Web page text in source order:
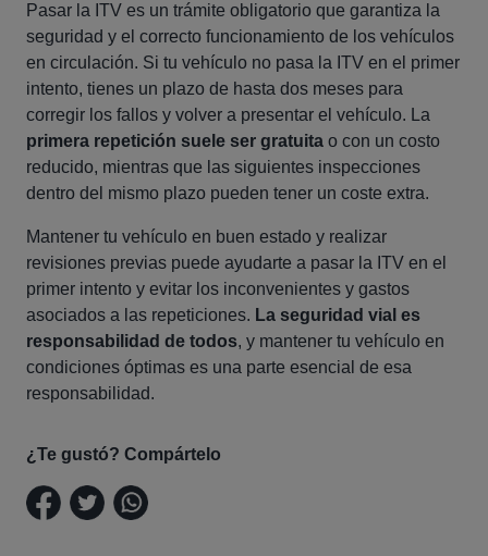
Pasar la ITV es un trámite obligatorio que garantiza la
seguridad y el correcto funcionamiento de los vehículos
en circulación. Si tu vehículo no pasa la ITV en el primer
intento, tienes un plazo de hasta dos meses para
corregir los fallos y volver a presentar el vehículo. La
primera repetición suele ser gratuita o con un costo
reducido, mientras que las siguientes inspecciones
dentro del mismo plazo pueden tener un coste extra.
Mantener tu vehículo en buen estado y realizar
revisiones previas puede ayudarte a pasar la ITV en el
primer intento y evitar los inconvenientes y gastos
asociados a las repeticiones. La seguridad vial es
responsabilidad de todos, y mantener tu vehículo en
condiciones óptimas es una parte esencial de esa
responsabilidad.
¿Te gustó? Compártelo